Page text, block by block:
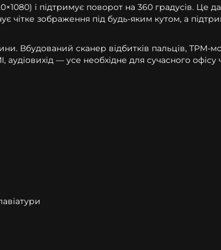
і підтримує поворот на 360 градусів. Це
чітке зображення під будь-яким кутом, а
Вбудований сканер відбитків пальців, TPM-
— усе необхідне для сучасного